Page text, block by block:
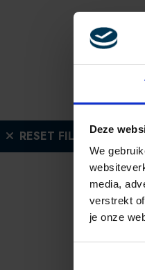
Deze
We
media,
verstrekt
je onze
RESET FILTERS